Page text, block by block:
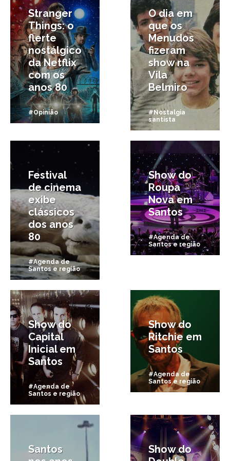
Stranger
Things: o
flerte
nostálgico
da Netflix
com os
anos 80
#Opinião
O dia em
que os
Menudos
fizeram
show na
Vila
Belmiro
#Nostalgia
santista
Festival
de cinema
exibe
clássicos
dos anos
80
#Agenda de
Santos e região
29/10/2014
Show do
Roupa
Nova em
Santos
#Agenda de
Santos e região
2/08/2014
Show do
Capital
Inicial em
Santos
#Agenda de
Santos e região
Show do
Ritchie em
Santos
#Agenda de
Santos e região
16/12/2013
Santos
Show do